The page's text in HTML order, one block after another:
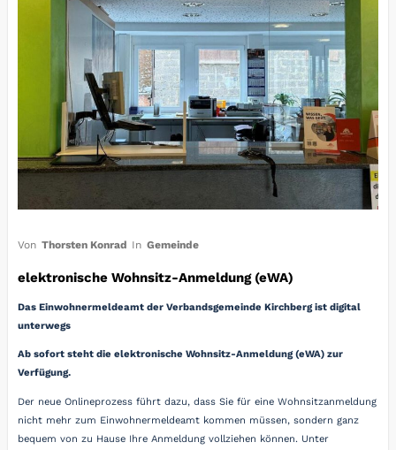
Von Thorsten Konrad In Gemeinde
elektronische Wohnsitz-Anmeldung (eWA)
Das Einwohnermeldeamt der Verbandsgemeinde Kirchberg ist digital
unterwegs
Ab sofort steht die elektronische Wohnsitz-Anmeldung (eWA) zur
Verfügung.
Der neue Onlineprozess führt dazu, dass Sie für eine Wohnsitzanmeldung
nicht mehr zum Einwohnermeldeamt kommen müssen, sondern ganz
bequem von zu Hause Ihre Anmeldung vollziehen können. Unter